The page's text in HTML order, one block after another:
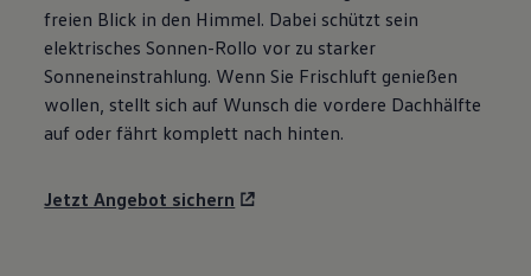
freien Blick in den Himmel. Dabei schützt sein
elektrisches Sonnen-Rollo vor zu starker
Sonneneinstrahlung. Wenn Sie Frischluft genießen
wollen, stellt sich auf Wunsch die vordere Dachhälfte
auf oder fährt komplett nach hinten.
Jetzt Angebot sichern